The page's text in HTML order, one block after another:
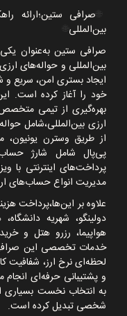
صرافی ستین؛ارائه
بین‌المللی
صرافی ستین به‌عنوان
بین‌المللی و حواله‌های
ایجاد بستری امن، سریع و
خود را آغاز کرده است.
بهره‌گیری از تیمی
ارزی بین‌المللی،شامل
از طریق وسترن یونیون،
پی‌پال شامل شارژ
پرداخت‌های اینترنتی با
مدیریت انواع حساب‌های
علاوه بر این‌ها،پرداخت
دولینگو، شهریه
هواپیما، رزرو هتل و
خدمات تخصصی این صرافی
لحظه‌ای نرخ ارز، شفافیت
و پشتیبانی حرفه‌ای
به انتخاب نخست بسیاری از
شخصی تبدیل کرده است.